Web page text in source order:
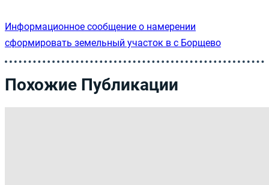
Информационное сообщение о намерении
сформировать земельный участок в с Борщево
Похожие Публикации